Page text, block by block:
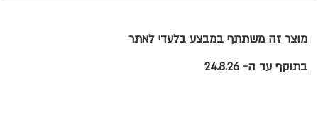
מוצר זה משתתף במבצע בלעדי לאתר
בתוקף עד ה- 24.8.26